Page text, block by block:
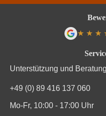
Unterstützung und
+49 (0) 89 416 137 060
Mo-Fr, 10:00 - 17:00 Uhr
★ ★ ★